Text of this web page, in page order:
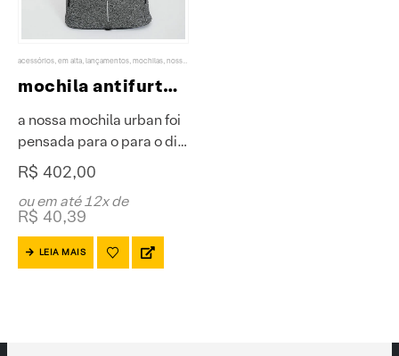
acessórios em alta lançamentos mochilas nossos favoritos
mochila antifurto XP
a nossa mochila urban foi
pensada para o para o dia
a dia, com design leve e
durável, feita em tecido
resistente à água para
proteger seus pertences
de imprevistos….
R$ 402,00
ou em até 12x de
R$ 40,39
LEIA MAIS